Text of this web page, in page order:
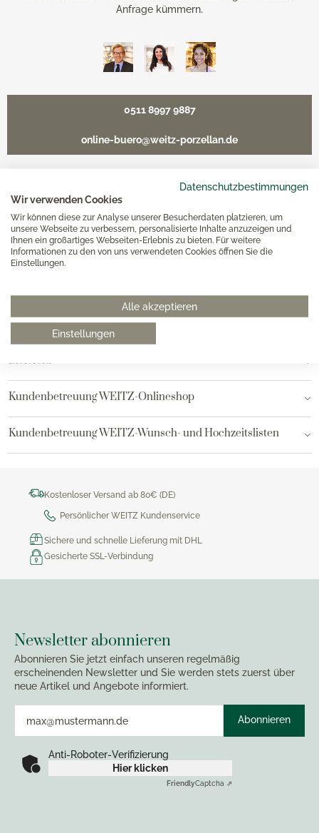
Datenschutzbestimmungen
Wir verwenden Cookies
Wir können diese zur Analyse unserer Besucherdaten platzieren, um
unsere Webseite zu verbessern, personalisierte Inhalte anzuzeigen und
Ihnen ein großartiges Webseiten-Erlebnis zu bieten. Für weitere
Informationen zu den von uns verwendeten Cookies öffnen Sie die
Einstellungen.
Alle akzeptieren
Einstellungen
Anfrage kümmern.
0511 8997 9887
online-buero@weitz-porzellan.de
Unsere Häuser
Hannover
Hamburg AEZ
Bielefeld
Kundenbetreuung WEITZ-Onlineshop
Kundenbetreuung WEITZ-Wunsch- und Hochzeitslisten
Kostenloser Versand ab 80€ (DE)
Persönlicher WEITZ Kundenservice
Sichere und schnelle Lieferung mit DHL
Gesicherte SSL-Verbindung
Newsletter abonnieren
Abonnieren Sie jetzt einfach unseren regelmäßig
erscheinenden Newsletter und Sie werden stets zuerst über
neue Artikel und Angebote informiert.
Abonnieren
Anti-Roboter-Verifizierung
Hier klicken
FriendlyCaptcha ⇗